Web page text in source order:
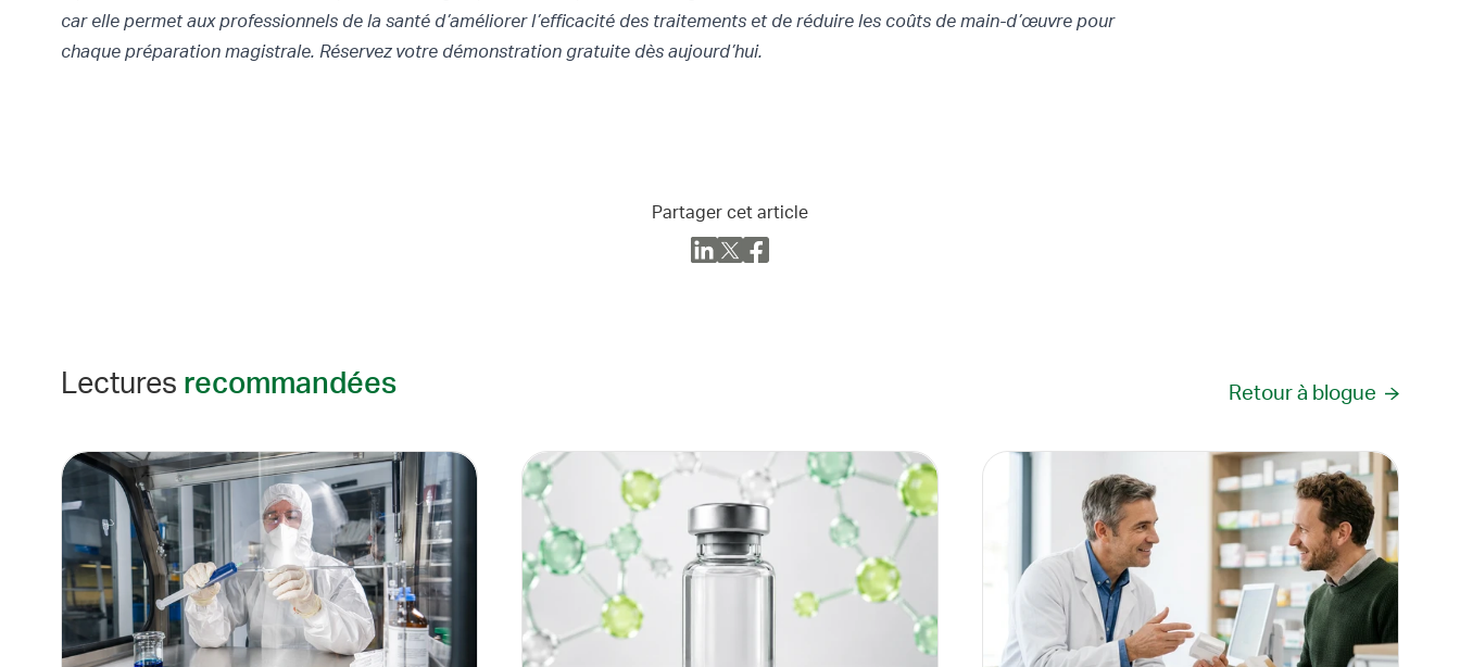
car elle permet aux professionnels de la santé d’améliorer l’efficacité des traitements et de réduire les coûts de main-d’œuvre pour
chaque préparation magistrale. Réservez votre démonstration gratuite dès aujourd’hui.
Partager cet article
Lectures recommandées Retour à blogue